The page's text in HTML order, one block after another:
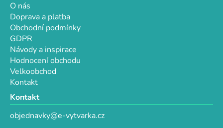
O nás
Doprava a platba
Obchodní podmínky
GDPR
Návody a inspirace
Hodnocení obchodu
Velkoobchod
Kontakt
Kontakt
objednavky@e-vytvarka.cz